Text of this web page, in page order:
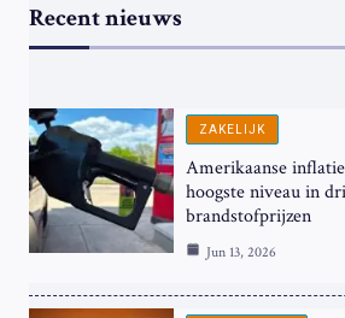
Recent nieuws
ZAKELIJK
Amerikaanse
hoogste niveau in
brandstofprijzen
Jun 13, 2026